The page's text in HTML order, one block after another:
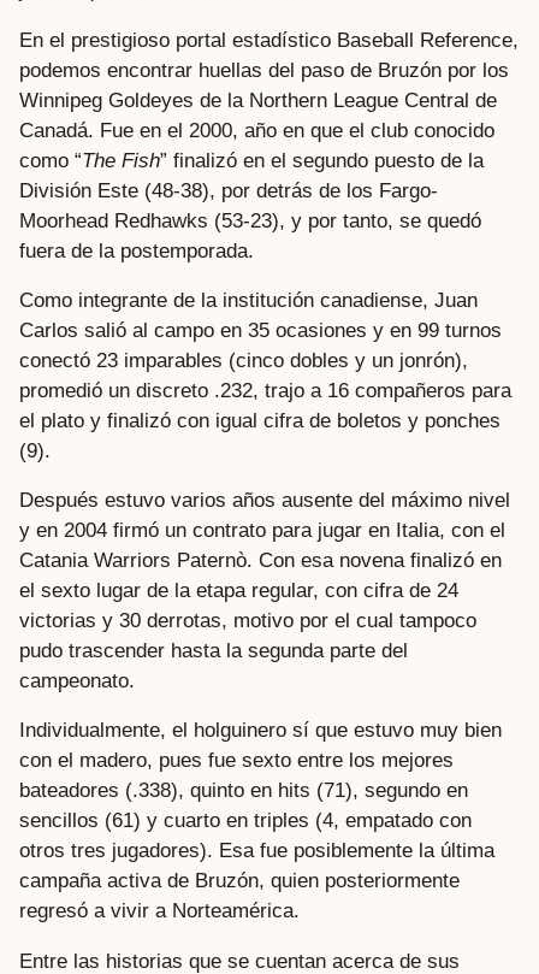
En el prestigioso portal estadístico Baseball Reference,
podemos encontrar huellas del paso de Bruzón por los
Winnipeg Goldeyes de la Northern League Central de
Canadá. Fue en el 2000, año en que el club conocido
como “The Fish” finalizó en el segundo puesto de la
División Este (48-38), por detrás de los Fargo-
Moorhead Redhawks (53-23), y por tanto, se quedó
fuera de la postemporada.
Como integrante de la institución canadiense, Juan
Carlos salió al campo en 35 ocasiones y en 99 turnos
conectó 23 imparables (cinco dobles y un jonrón),
promedió un discreto .232, trajo a 16 compañeros para
el plato y finalizó con igual cifra de boletos y ponches
(9).
Después estuvo varios años ausente del máximo nivel
y en 2004 firmó un contrato para jugar en Italia, con el
Catania Warriors Paternò. Con esa novena finalizó en
el sexto lugar de la etapa regular, con cifra de 24
victorias y 30 derrotas, motivo por el cual tampoco
pudo trascender hasta la segunda parte del
campeonato.
Individualmente, el holguinero sí que estuvo muy bien
con el madero, pues fue sexto entre los mejores
bateadores (.338), quinto en hits (71), segundo en
sencillos (61) y cuarto en triples (4, empatado con
otros tres jugadores). Esa fue posiblemente la última
campaña activa de Bruzón, quien posteriormente
regresó a vivir a Norteamérica.
Entre las historias que se cuentan acerca de sus